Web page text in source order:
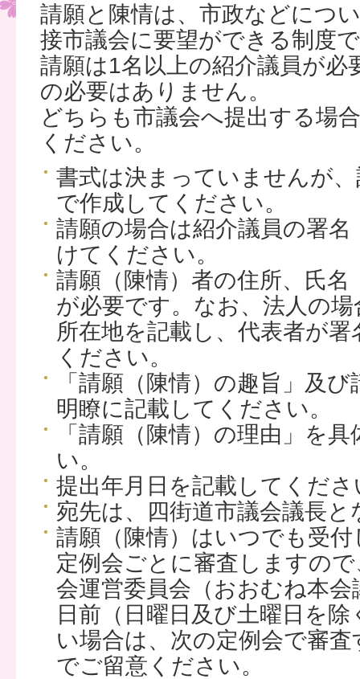
請願と陳情は、市政などにつ
接市議会に要望ができる制度
請願は1名以上の紹介議員が必
の必要はありません。
どちらも市議会へ提出する場
ください。
書式は決まっていませんが
で作成してください。
請願の場合は紹介議員の署
けてください。
請願（陳情）者の住所、氏
が必要です。なお、法人の
所在地を記載し、代表者が
ください。
「請願（陳情）の趣旨」及
明瞭に記載してください。
「請願（陳情）の理由」を
い。
提出年月日を記載してくださ
宛先は、四街道市議会議長と
請願（陳情）はいつでも受
定例会ごとに審査しますの
会運営委員会（おおむね本
日前（日曜日及び土曜日を
い場合は、次の定例会で審
でご留意ください。